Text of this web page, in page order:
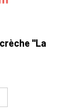
"La